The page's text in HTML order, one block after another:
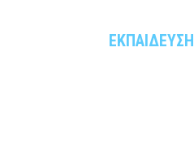
ΕΚΠΑΙΔΕΥΣΗ